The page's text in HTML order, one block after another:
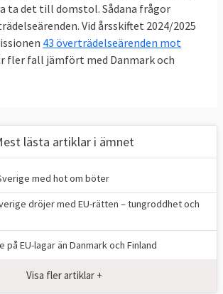
förluster i EU-domstolen
Sverige inte i tid genomfört de
svenska ministrar varit med
om. Andra frågor man har
som fyra gånger stämt
för bristande öppenhet. Det
vanligare att EU-kommissionen
än tvärtom.
är Europaportalens
av samtliga domar och
ta det till domstol. Sådana frågor
Vid årsskiftet 2024/2025
43 överträdelseärenden mot
fler fall jämfört med Danmark och
lästa artiklar i ämnet
med hot om böter
dröjer med EU-rätten – tungroddhet och
på EU-lagar än Danmark och Finland
Visa fler artiklar +